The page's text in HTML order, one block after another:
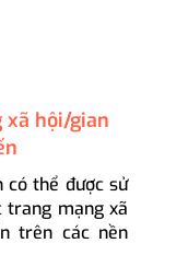
xã hội/gian
có thể được sử
trang mạng xã
trên các nền